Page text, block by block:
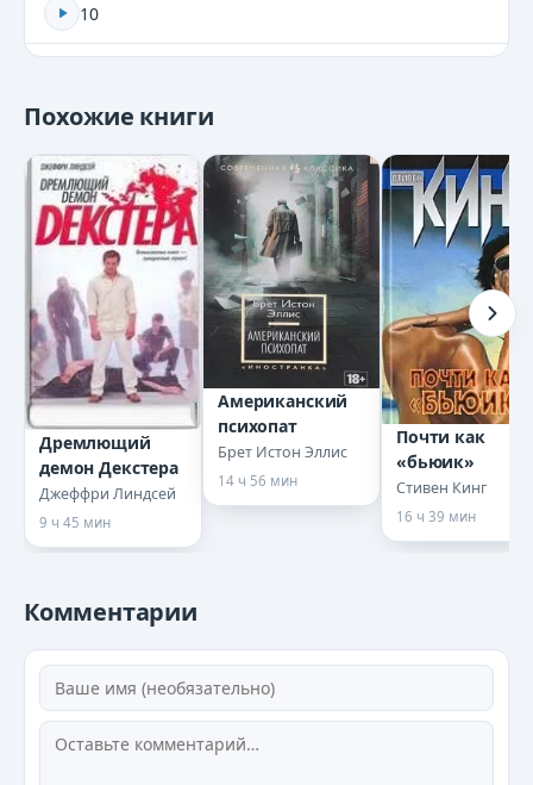
10
13
15
16
17
18
20
21
22
Похожие книги
Дремлющий
демон Декстера
Джеффри Линдсей
9 ч 45 мин
Американский
психопат
Брет Истон Эллис
14 ч 56 мин
Почти как
«бьюик»
Стивен Кинг
16 ч 39 мин
Комментарии